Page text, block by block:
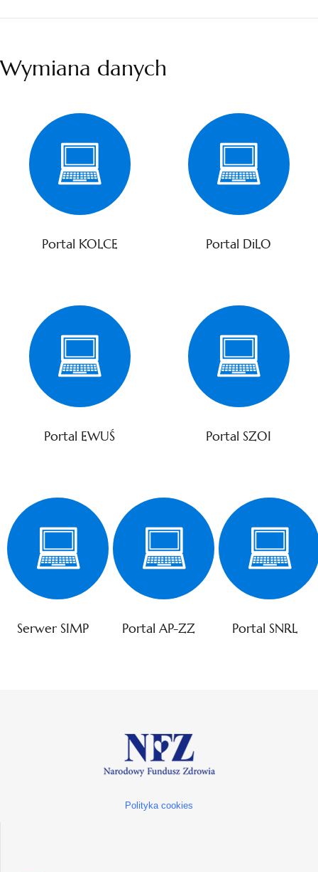
Wymiana danych
Portal KOLCE Portal DiLO
Portal EWUŚ Portal SZOI
Serwer SIMP Portal AP-ZZ Portal SNRL
Polityka cookies